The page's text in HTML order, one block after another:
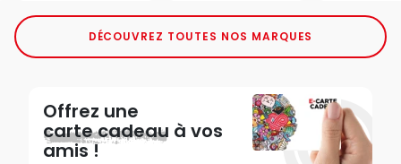
DÉCOUVREZ TOUTES NOS MARQUES
Offrez une
carte cadeau à vos
amis !